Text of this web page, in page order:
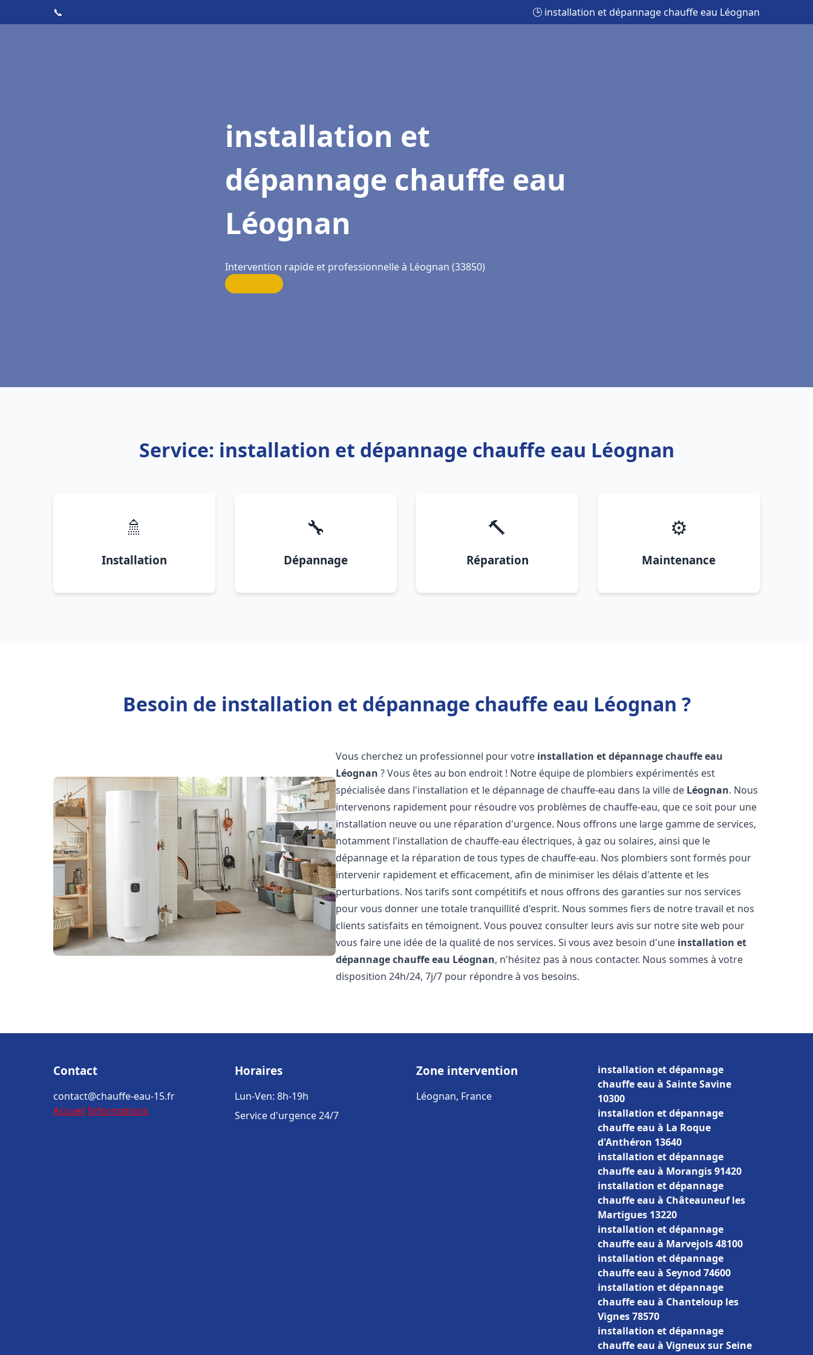
📞 🕒 installation et dépannage chauffe eau Léognan
installation et
dépannage chauffe eau
Léognan
Intervention rapide et professionnelle à Léognan (33850)
Service: installation et dépannage chauffe eau Léognan
🚿
Installation
🔧
Dépannage
🔨
Réparation
⚙️
Maintenance
Besoin de installation et dépannage chauffe eau Léognan ?
Vous cherchez un professionnel pour votre installation et dépannage chauffe eau
Léognan ? Vous êtes au bon endroit ! Notre équipe de plombiers expérimentés est
spécialisée dans l'installation et le dépannage de chauffe-eau dans la ville de Léognan. Nous
intervenons rapidement pour résoudre vos problèmes de chauffe-eau, que ce soit pour une
installation neuve ou une réparation d'urgence. Nous offrons une large gamme de services,
notamment l'installation de chauffe-eau électriques, à gaz ou solaires, ainsi que le
dépannage et la réparation de tous types de chauffe-eau. Nos plombiers sont formés pour
intervenir rapidement et efficacement, afin de minimiser les délais d'attente et les
perturbations. Nos tarifs sont compétitifs et nous offrons des garanties sur nos services
pour vous donner une totale tranquillité d'esprit. Nous sommes fiers de notre travail et nos
clients satisfaits en témoignent. Vous pouvez consulter leurs avis sur notre site web pour
vous faire une idée de la qualité de nos services. Si vous avez besoin d'une installation et
dépannage chauffe eau Léognan, n'hésitez pas à nous contacter. Nous sommes à votre
disposition 24h/24, 7j/7 pour répondre à vos besoins.
Contact
contact@chauffe-eau-15.fr
Accueil Informations
Horaires
Lun-Ven: 8h-19h
Service d'urgence 24/7
Zone intervention
Léognan, France
installation et dépannage
chauffe eau à Sainte Savine
10300
installation et dépannage
chauffe eau à La Roque
d'Anthéron 13640
installation et dépannage
chauffe eau à Morangis 91420
installation et dépannage
chauffe eau à Châteauneuf les
Martigues 13220
installation et dépannage
chauffe eau à Marvejols 48100
installation et dépannage
chauffe eau à Seynod 74600
installation et dépannage
chauffe eau à Chanteloup les
Vignes 78570
installation et dépannage
chauffe eau à Vigneux sur Seine